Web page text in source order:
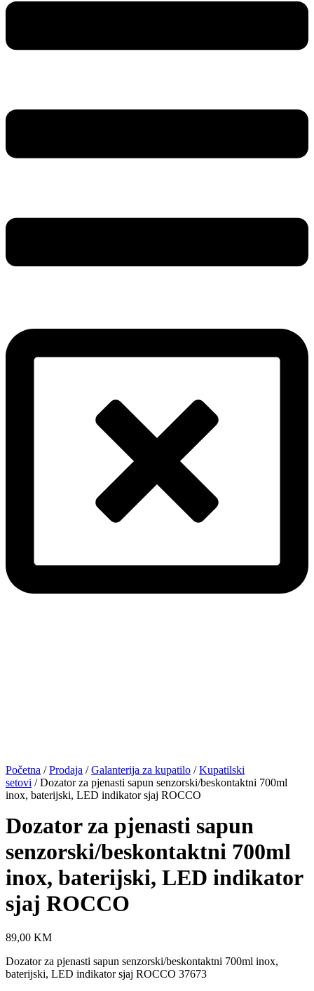
Početna /Prodaja /Galanterija za kupatilo /Kupatilski
setovi / Dozator za pjenasti sapun senzorski/beskontaktni 700ml
inox, baterijski, LED indikator sjaj ROCCO
Dozator za pjenasti sapun
senzorski/beskontaktni 700ml
inox, baterijski, LED indikator
sjaj ROCCO
89,00 KM
Dozator za pjenasti sapun senzorski/beskontaktni 700ml inox,
baterijski, LED indikator sjaj ROCCO 37673